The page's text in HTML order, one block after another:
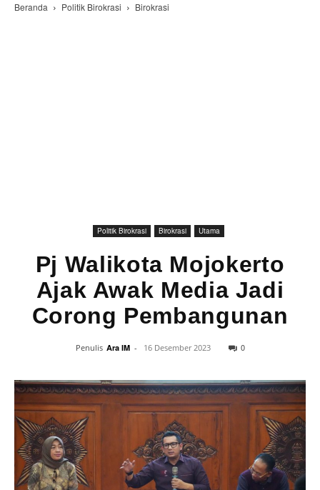
Beranda Politik Birokrasi Birokrasi
Politik Birokrasi Birokrasi Utama
Pj Walikota Mojokerto
Ajak Awak Media Jadi
Corong Pembangunan
Penulis Ara IM - 16 Desember 2023 0